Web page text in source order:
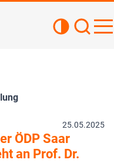
25.05.2025
ÖDP Saar
an Prof. Dr.